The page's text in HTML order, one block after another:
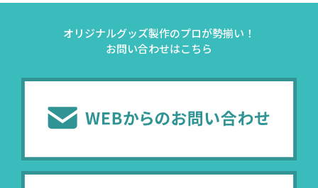
オリジナルグッズ製作のプロが勢揃い！
お問い合わせはこちら